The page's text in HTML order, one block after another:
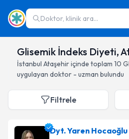
Doktor, klinik ara...
Glisemik İndeks Diyeti,
İstanbul Ataşehiriçinde toplam 10
uygulayan doktor - uzman bulundu
Filtrele
Dyt. Yaren Hocaoğlu